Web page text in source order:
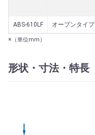
ABS-610LF オープンタイプ
※（単位mm）
形状・寸法・特長